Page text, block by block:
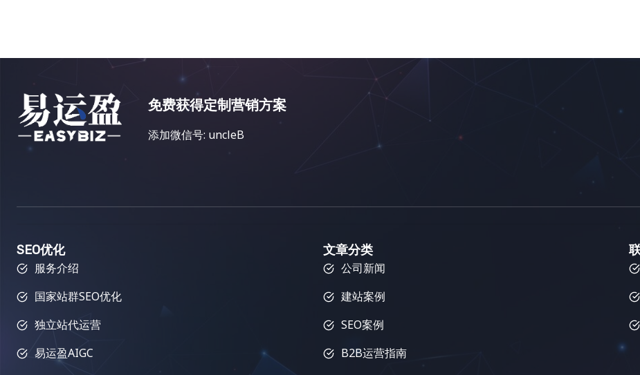
免费获得定制营销方案
添加微信号: uncleB
SEO优化
服务介绍
国家站群SEO优化
独立站代运营
易运盈AIGC
文章分类
公司新闻
建站案例
SEO案例
B2B运营指南